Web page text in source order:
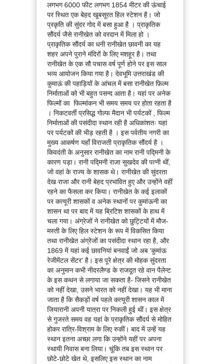
लगभग 6000 फीट लगभग 1854 मीटर की ऊंचाई
पर स्थित एक बेहद खूबसूरत हिल स्टेशन है। जो
प्रकृति की सुंदर गोद में बसा हुआ है । प्राकृतिक
सौंदर्य जैसे रानीखेत को वरदान में मिला हो ।
प्राकृतिक सौंदर्य का धनी रानीखेत छावनी का यह
शहर अपने पुराने मंदिरों के लिए मशहूर है। तथा
रानीखेत के एक सौ पचास वर्ष पूर्ण होने पर इस साल
भव्य आयोजन किया गया है। देवभूमि उत्तराखंड की
कुमाऊं की पहाड़ियों के आंचल में बसा रानीखेत फ़िल्म
निर्माताओं को भी बहुत पसन्द आता है। यहां पर अनेक
फिल्मों का फिल्मांकन भी समय समय पर होता रहता है
। निकटवर्ती प्रसिद्ध गोल्फ मैदान भी पर्यटकों , फिल्म
निर्माताओं की पसंदीदा स्थान रही है अधिकांशतः यहां
पर पर्यटकों की भीड़ रहती है । इस पर्वतीय नगरी का
मुख्य आकर्षण यहाँ विराजती प्राकृतिक सौंदर्य है ।
किवदंती के अनुसार रानीखेत का नाम रानी पद्मिनी के
कारण पड़ा। रानी पद्मिनी राजा सुखदेव की पत्नी थीं,
जो वहां के राज्य के शासक थे। रानीखेत की सुंदरता
देख राजा और रानी बेहद प्रभावित हुए और उन्होंने वहीं
रहने का फैसला कर किया। रानीखेत के कई इलाकों
पर कत्यूरी शासकों व अनेक स्थानों पर कुमांऊनी का
शासन था पर बाद में यह ब्रिटिश शासकों के हाथ में
चला गया। अंग्रेजों ने रानीखेत को छुट्टियों में मौज-
मस्ती के लिए हिल स्टेशन के रूप में विकसित किया
तथा रानीखेत अंग्रेजों का पसंदीदा स्थान रहा है, और
1869 में यहां कई छावनियां बनवाईं जो अब ‘कुमांऊ
रेजीमेंटल सेंटर’ है। इस पूरे क्षेत्र की मोहक सुंदरता
का अनुमान कभी नीदरलैण्ड के राजदूत रहे वान पैलेन्ट
के इस कथन से लगाया जा सकता है- जिसने रानीखेत
को नहीं देखा, उसने भारत को नहीं देखा। यह भी माना
जाता है कि सैकड़ों वर्ष पहले कत्यूरी शासन काल में
जियारानी अपनी यात्रा पर निकली हुई थीं। इस क्षेत्र
से गुजरते समय वह यहां के प्राकृतिक सौंदर्य से मोहित
होकर रात्रि-विश्राम के लिए रुकीं। बाद में उन्हें यह
स्थान इतना अच्छा लगा कि उन्होंने यहीं पर अपना
स्थायी निवास बना लिया। चूंकि तब इस स्थान पर
छोटे-छोटे खेत थे, इसलिए इस स्थान का नाम